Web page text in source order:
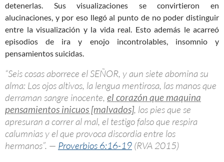
detenerlas. Sus visualizaciones se convirtieron en
alucinaciones, y por eso llegó al punto de no poder distinguir
entre la visualización y la vida real. Esto además le acarreó
episodios de ira y enojo incontrolables, insomnio y
pensamientos suicidas.
“Seis cosas aborrece el SEÑOR, y aun siete abomina su
alma: Los ojos altivos, la lengua mentirosa, las manos que
derraman sangre inocente, el corazón que maquina
pensamientos inicuos [malvados], los pies que se
apresuran a correr al mal, el testigo falso que respira
calumnias y el que provoca discordia entre los
hermanos”. — Proverbios 6:16-19 (RVA 2015)